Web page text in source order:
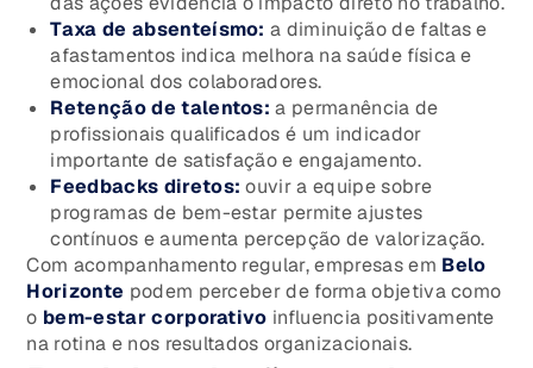
Taxa de absenteísmo: a diminuição de faltas e
afastamentos indica melhora na saúde física e
emocional dos colaboradores.
Retenção de talentos: a permanência de
profissionais qualificados é um indicador
importante de satisfação e engajamento.
Feedbacks diretos: ouvir a equipe sobre
programas de bem-estar permite ajustes
contínuos e aumenta percepção de valorização.
Com acompanhamento regular, empresas em Belo
Horizonte podem perceber de forma objetiva como
o bem-estar corporativo influencia positivamente
na rotina e nos resultados organizacionais.